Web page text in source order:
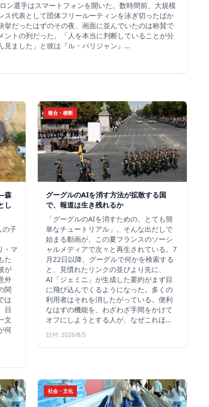
ン選手はスマートフォンを開いた。数時間前、大規模
ス代表として団体フリールーティンを泳ぎ切ったばか
挙だったはずのその夜、画面に並んでいたのは称賛で
ントの列だった。「人を本当に判断していることが分
見ました」と彼は『ル・パリジャン』…
森
し
の子
・マ
た
が
外
関
は
日
文
何
複合・横断
グーグルのAIを消す方法が拡散する国
で、報道は生き残れるか
「グーグルのAIを消すための、とても簡
単なチュートリアル」。そんな出だしで
始まる動画が、この夏フランスのソーシ
ャルメディアで次々と再生されている。7
月22日以降、グーグルで何かを検索する
と、見慣れたリンクの並びより先に、
AI「ジェミニ」が生成した要約がまず目
に飛び込んでくるようになった。多くの
利用者はそれを消したがっている。便利
なはずの機能を、わざわざ手間をかけて
オフにしようとする人が、なぜこれほ…
日付: 2026/8/5
社会・文化